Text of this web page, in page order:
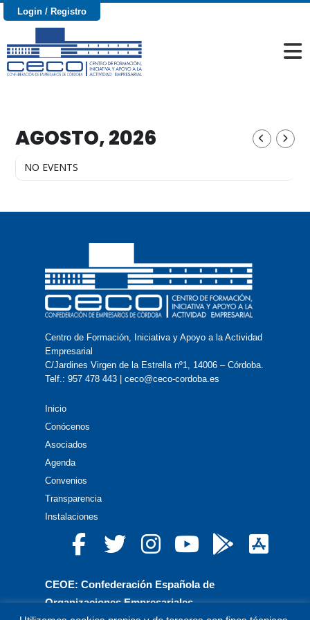
Login / Registro
AGOSTO, 2026
NO EVENTS
Centro de Formación, Iniciativa y Apoyo a la Actividad
Empresarial
C/Jardines Virgen de la Estrella nº1, 14006 – Córdoba.
Telf.: 957 478 443 | ceco@ceco-cordoba.es
Inicio
Conócenos
Asociados
Agenda
Convenios
Transparencia
Instalaciones
CEOE: Confederación Española de
Organizaciones Empresariales